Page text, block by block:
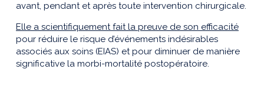
avant, pendant et après toute intervention chirurgicale.
Elle a scientifiquement fait la preuve de son efficacité
pour réduire le risque d’événements indésirables
associés aux soins (EIAS) et pour diminuer de manière
significative la morbi-mortalité postopératoire.